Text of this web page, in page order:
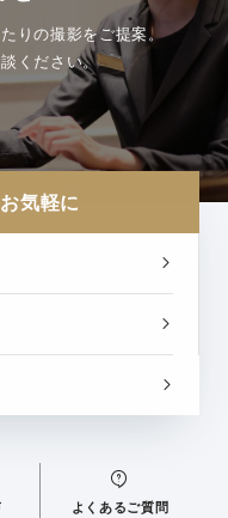
りの撮影をご提案。
ください。
気軽に
よくあるご質問